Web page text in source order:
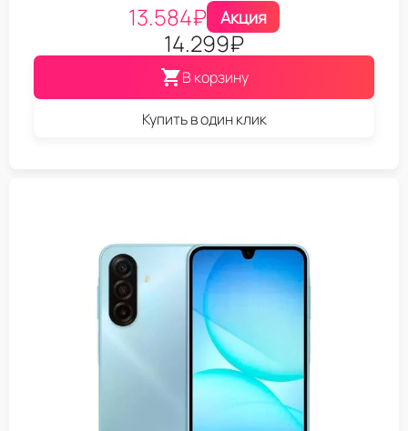
13.584₽ Акция
14.299₽
В корзину
Купить в один клик